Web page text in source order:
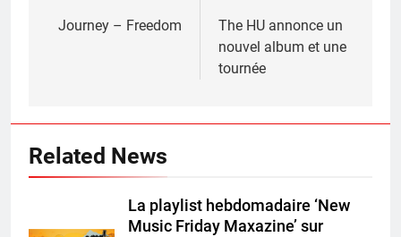
navigation
Journey – Freedom
The HU annonce un
nouvel album et une
tournée
Related News
La playlist hebdomadaire ‘New
Music Friday Maxazine’ sur